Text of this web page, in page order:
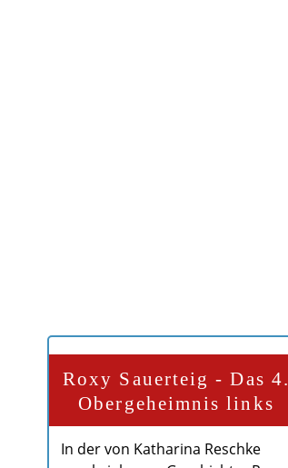
Roxy Sauerteig - Das 4.
Obergeheimnis links
In der von Katharina Reschke